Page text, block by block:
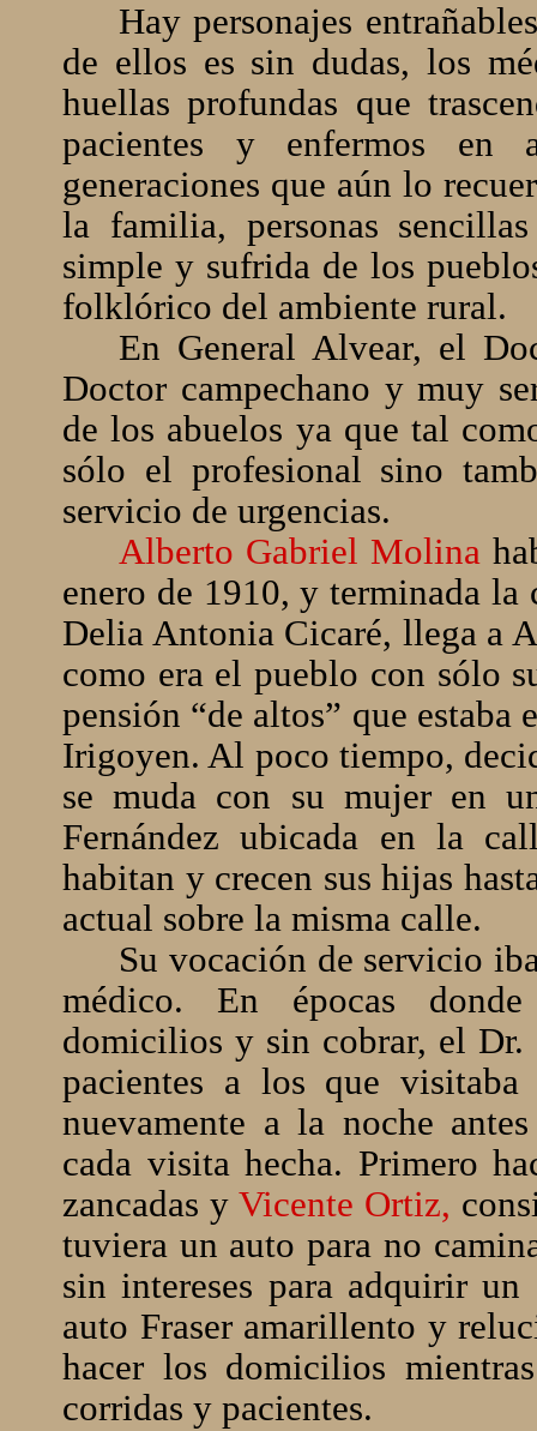
Hay personajes
de ellos es sin dudas, los
huellas profundas que
pacientes y enfermos en
generaciones que aún lo
la familia, personas
simple y sufrida de los
folklórico del ambiente rural.
En General Alvear, el
Doctor campechano y muy
de los abuelos ya que tal
sólo el profesional sino
servicio de urgencias.
Alberto Gabriel Molina
enero de 1910, y terminada
Delia Antonia Cicaré, llega a
como era el pueblo con sólo
pensión “de altos” que estaba
Irigoyen. Al poco tiempo,
se muda con su mujer en
Fernández ubicada en la
habitan y crecen sus hijas
actual sobre la misma calle.
Su vocación de servicio
médico. En épocas
domicilios y sin cobrar, el Dr.
pacientes a los que
nuevamente a la noche
cada visita hecha. Primero
zancadas y Vicente Ortiz,
tuviera un auto para no
sin intereses para adquirir
auto Fraser amarillento y
hacer los domicilios
corridas y pacientes.